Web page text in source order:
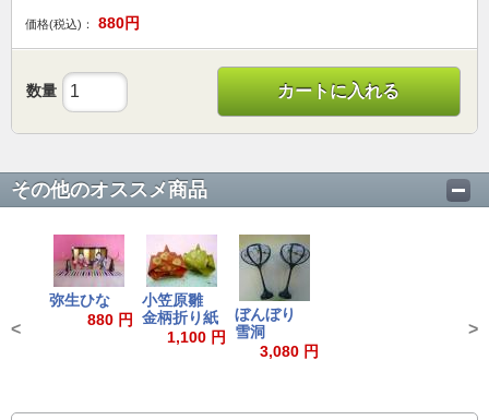
価格(税込)： 880円
数量 カートに入れる
その他のオススメ商品
弥生ひな
880 円
小笠原雛
金柄折り紙
1,100 円
ぼんぼり
雪洞
3,080 円
< >